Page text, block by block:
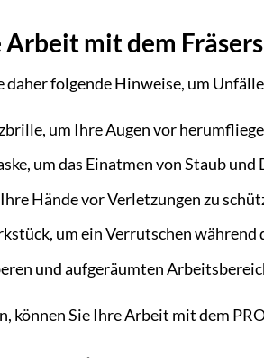
mit dem
folgende Hinweise, um
um Ihre Augen vor
um das Einatmen von Staub
Hände vor Verletzungen zu
um ein Verrutschen
und aufgeräumten
können Sie Ihre Arbeit mit dem